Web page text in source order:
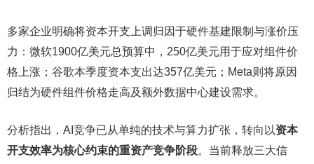
多家企业明确将资本开支上调归因于硬件基建限制与涨价压
力：微软1900亿美元总预算中，250亿美元用于应对组件价
格上涨；谷歌本季度资本支出达357亿美元；Meta则将原因
归结为硬件组件价格走高及额外数据中心建设需求。
分析指出，AI竞争已从单纯的技术与算力扩张，转向以资本
开支效率为核心约束的重资产竞争阶段。当前释放三大信